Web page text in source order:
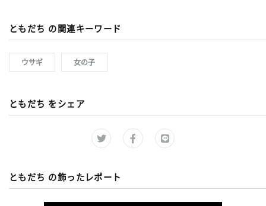
ともだち の関連キーワード
ウサギ 女の子
ともだち をシェア
ともだち の飾ったレポート